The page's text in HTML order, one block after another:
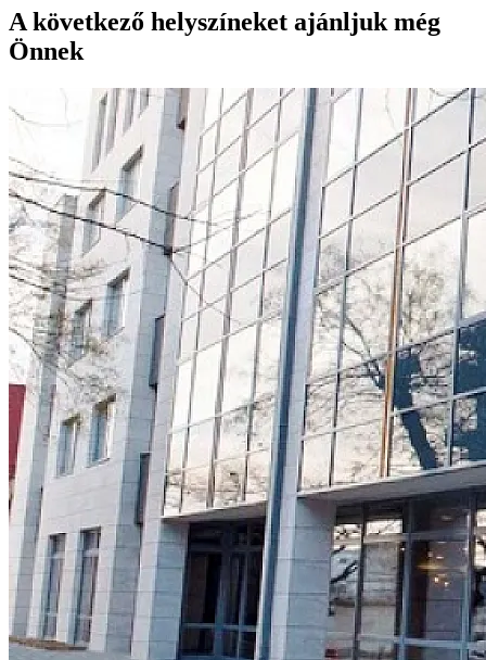
A következő helyszíneket ajánljuk még
Önnek